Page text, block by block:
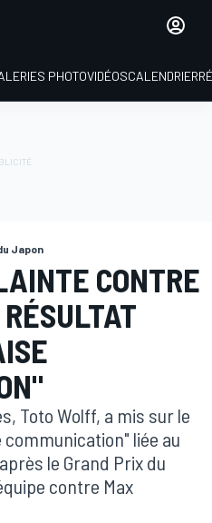
PHOTOVIDÉOSCALENDRIER
Japon
CONTRE
Toto Wolff, a mis sur le
liée au
le Grand Prix du
contre Max